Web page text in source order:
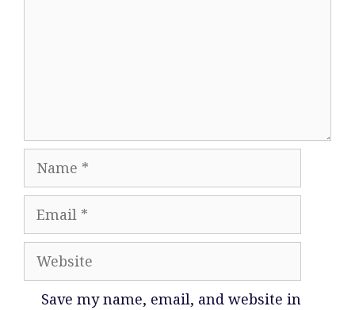
Name
Email
Website
Save my name, email, and website in